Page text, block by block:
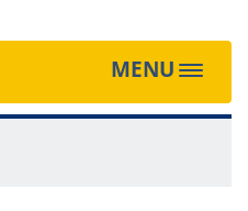
MENU
Toggle